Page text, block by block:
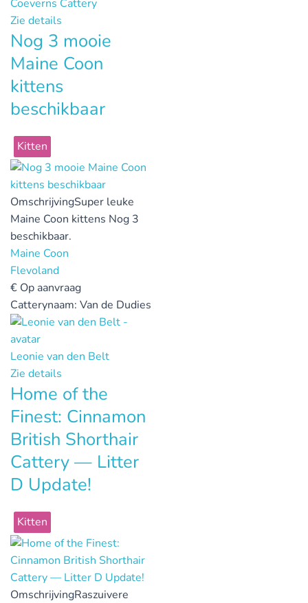
Coeverns Cattery
Zie details
Nog 3 mooie
Maine Coon
kittens
beschikbaar
Kitten
OmschrijvingSuper leuke
Maine Coon kittens Nog 3
beschikbaar.
Maine Coon
Flevoland
€ Op aanvraag
Catterynaam: Van de Dudies
Leonie van den Belt
Zie details
Home of the
Finest: Cinnamon
British Shorthair
Cattery — Litter
D Update!
Kitten
OmschrijvingRaszuivere